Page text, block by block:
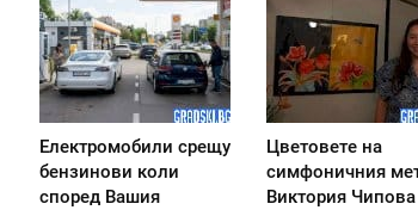
Електромобили срещу
бензинови коли
според Вашия
Цветовете на
симфоничния
Виктория